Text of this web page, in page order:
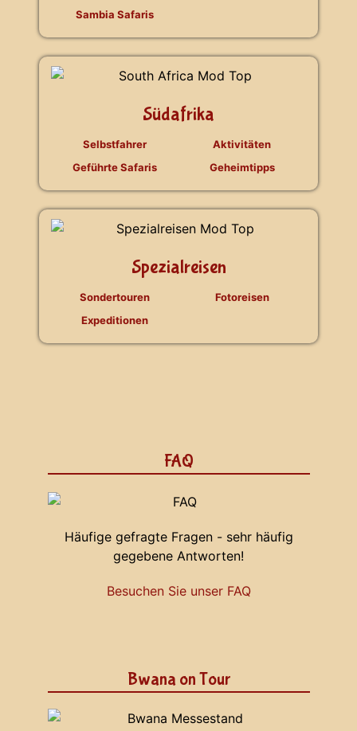
Sambia Safaris
Südafrika
Selbstfahrer
Geführte Safaris
Aktivitäten
Geheimtipps
Spezialreisen
Sondertouren
Expeditionen
Fotoreisen
FAQ
Häufige gefragte Fragen - sehr häufig
gegebene Antworten!
Besuchen Sie unser FAQ
Bwana on Tour